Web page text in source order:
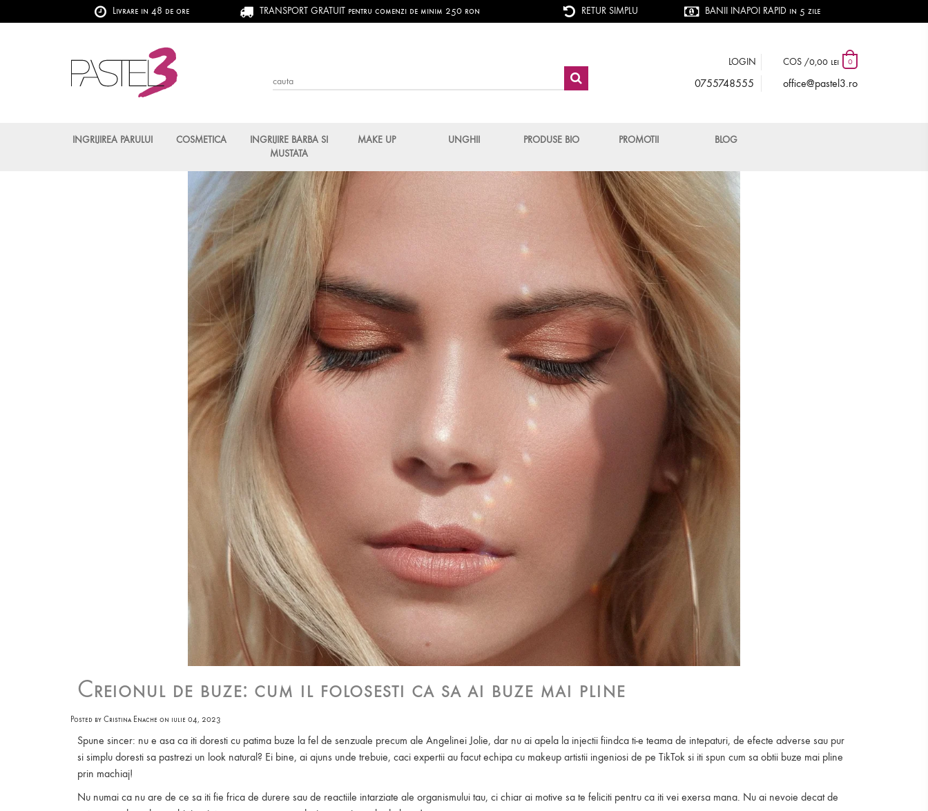
Livrare in 48 de ore TRANSPORT GRATUIT pentru comenzi de minim 250 ron RETUR SIMPLU BANII INAPOI RAPID in 5 zile
COS /0,00 lei 0
LOGIN
0755748555 office@pastel3.ro
INGRIJIREA PARULUI COSMETICA
INGRIJIRE BARBA SI
MUSTATA
MAKE UP UNGHII PRODUSE BIO PROMOTII BLOG
Creionul de buze: cum il folosesti ca sa ai buze mai pline
Posted by Cristina Enache on iulie 04, 2023
Spune sincer: nu e asa ca iti doresti cu patima buze la fel de senzuale precum ale Angelinei Jolie, dar nu ai apela la injectii fiindca ti-e teama de intepaturi, de efecte adverse sau pur
si simplu doresti sa pastrezi un look natural? Ei bine, ai ajuns unde trebuie, caci expertii au facut echipa cu makeup artistii ingeniosi de pe TikTok si iti spun cum sa obtii buze mai pline
prin machiaj!
Nu numai ca nu are de ce sa iti fie frica de durere sau de reactiile intarziate ale organismului tau, ci chiar ai motive sa te feliciti pentru ca iti vei exersa mana. Nu ai nevoie decat de